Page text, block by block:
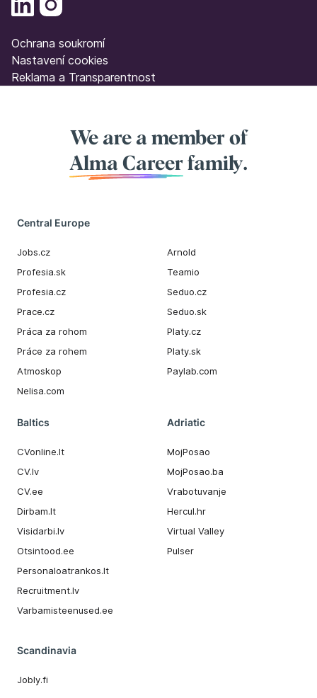
Ochrana soukromí
Nastavení cookies
Reklama a Transparentnost
We are a member of
Alma Career family.
Central Europe
Jobs.cz
Profesia.sk
Profesia.cz
Prace.cz
Práca za rohom
Práce za rohem
Atmoskop
Nelisa.com
Arnold
Teamio
Seduo.cz
Seduo.sk
Platy.cz
Platy.sk
Paylab.com
Baltics
CVonline.lt
CV.lv
CV.ee
Dirbam.It
Visidarbi.lv
Otsintood.ee
Personaloatrankos.lt
Recruitment.lv
Varbamisteenused.ee
Adriatic
MojPosao
MojPosao.ba
Vrabotuvanje
Hercul.hr
Virtual Valley
Pulser
Scandinavia
Jobly.fi